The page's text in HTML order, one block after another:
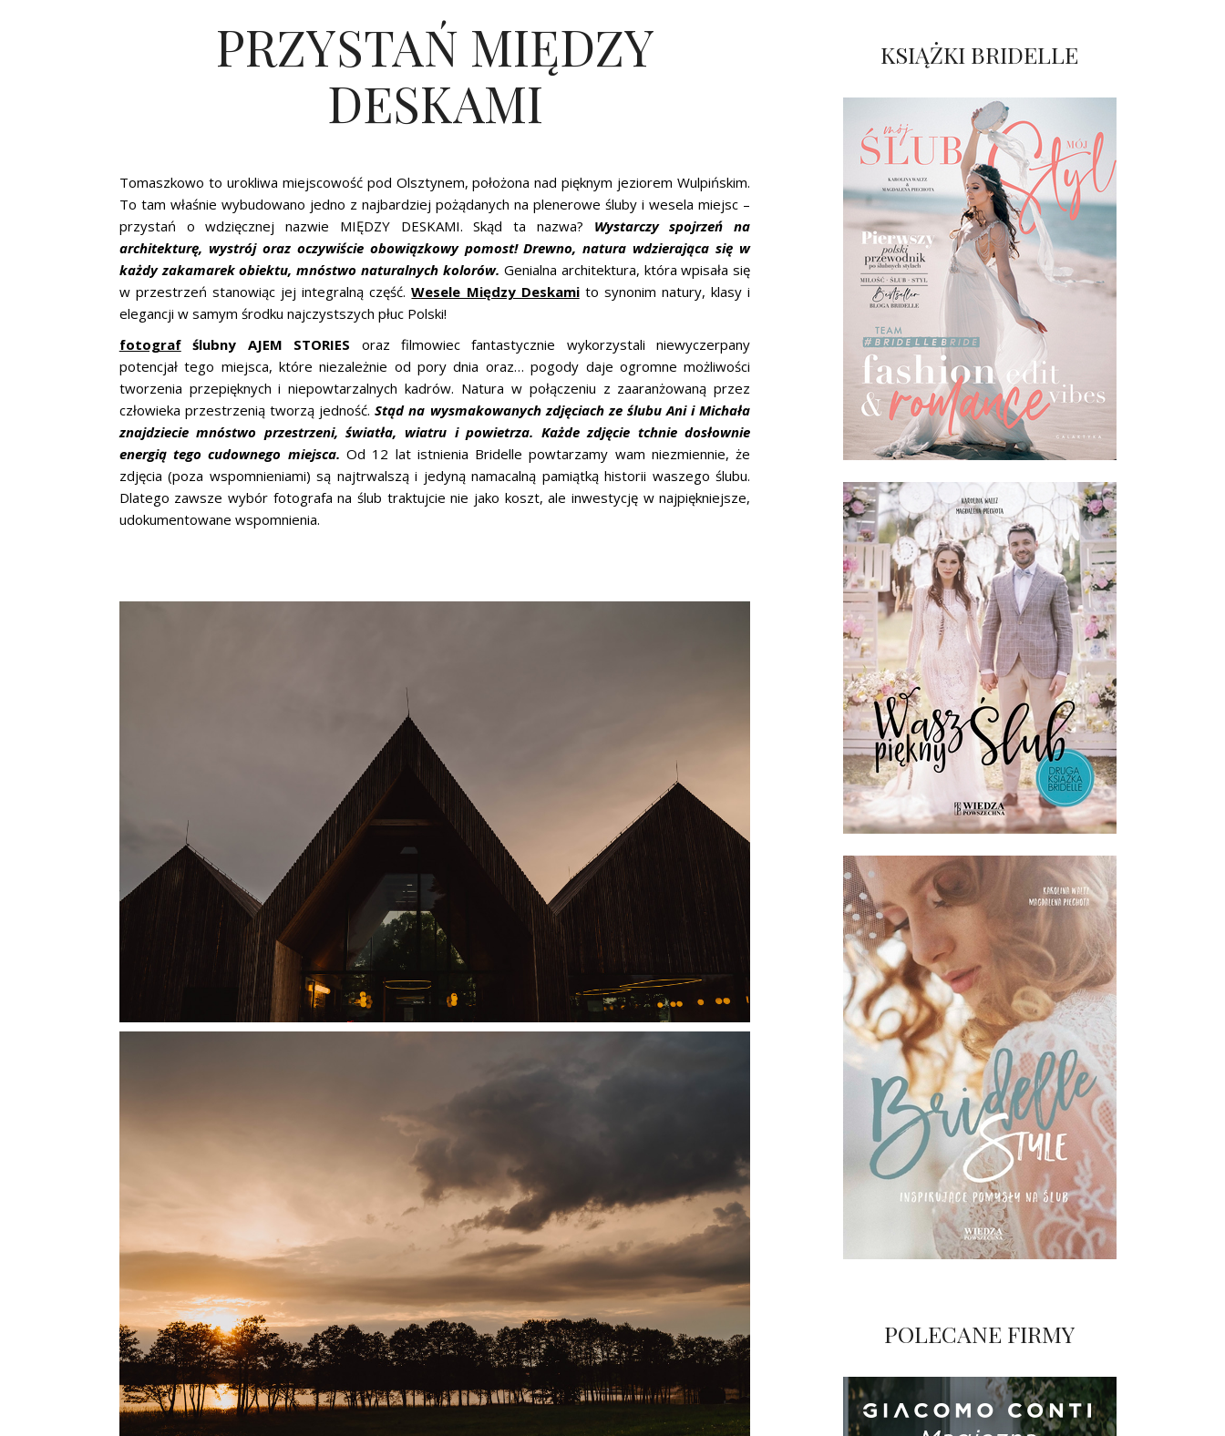
PRZYSTAŃ MIĘDZY
DESKAMI
Tomaszkowo to urokliwa miejscowość pod Olsztynem, położona nad pięknym jeziorem Wulpińskim.
To tam właśnie wybudowano jedno z najbardziej pożądanych na plenerowe śluby i wesela miejsc –
przystań o wdzięcznej nazwie MIĘDZY DESKAMI. Skąd ta nazwa? Wystarczy spojrzeń na
architekturę, wystrój oraz oczywiście obowiązkowy pomost! Drewno, natura wdzierająca się w
każdy zakamarek obiektu, mnóstwo naturalnych kolorów. Genialna architektura, która wpisała się
w przestrzeń stanowiąc jej integralną część.Wesele Między Deskamito synonim natury, klasy i
elegancji w samym środku najczystszych płuc Polski!
fotografślubny AJEM STORIES oraz filmowiec fantastycznie wykorzystali niewyczerpany
potencjał tego miejsca, które niezależnie od pory dnia oraz… pogody daje ogromne możliwości
tworzenia przepięknych i niepowtarzalnych kadrów. Natura w połączeniu z zaaranżowaną przez
człowieka przestrzenią tworzą jedność.Stąd na wysmakowanych zdjęciach ze ślubu Ani i Michała
znajdziecie mnóstwo przestrzeni, światła, wiatru i powietrza. Każde zdjęcie tchnie dosłownie
energią tego cudownego miejsca. Od 12 lat istnienia Bridelle powtarzamy wam niezmiennie, że
zdjęcia (poza wspomnieniami) są najtrwalszą i jedyną namacalną pamiątką historii waszego ślubu.
Dlatego zawsze wybór fotografa na ślub traktujcie nie jako koszt, ale inwestycję w najpiękniejsze,
udokumentowane wspomnienia.
KSIĄŻKI BRIDELLE
POLECANE FIRMY